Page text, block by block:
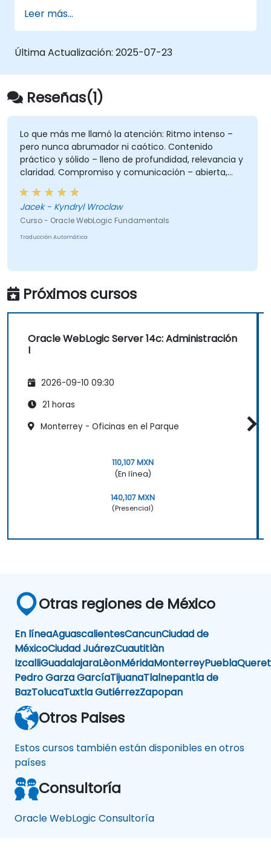
Diagnosticar problemas del servidor
WebLogic.
Leer más...
Última Actualización: 2025-07-23
Reseñas(1)
Lo que más me llamó la atención: Ritmo intenso –
pero nunca abrumador ni caótico. Contenido
práctico y sólido – lleno de profundidad, relevancia y
claridad. Compromiso y comunicación – abierta,
receptiva y verdaderamente atenta a los
participantes. Profesionalismo sin rigidez – entrega a
nivel experto, pero con calidez y facilidad. Sin
pequeñeces, solo sustancia – enfocada en lo que
realmente importa. Sentido del gusto y equilibrio –
fluida, visuales impresionantes, lenguaje preciso.
Respuesta genuina a las solicitudes de los
participantes – rara y profundamente apreciada.
Jacek - Kyndryl Wroclaw
Curso - Oracle WebLogic Fundamentals
Traducción Automática
Próximos cursos
Oracle WebLogic Server 14c: Administración
I
2026-09-10 09:30
21 horas
Monterrey - Oficinas en el Parque
110,107 MXN
(En línea)
140,107 MXN
(Presencial)
Otras regiones de México
En líneaAguascalientesCancunCiudad de
MéxicoCiudad JuárezCuautitlàn
IzcalliGuadalajaraLèonMéridaMonterreyPuebla
Pedro Garza GarcíaTijuanaTlalnepantla de
BazTolucaTuxtla GutiérrezZapopan
Otros Paises
Estos cursos también están disponibles en otros
países
Consultoría
Oracle WebLogic Consultoría